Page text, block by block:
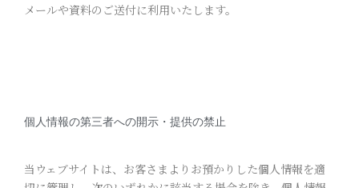
メールや資料のご送付に利用いたします。
個人情報の第三者への開示・提供の禁止
当ウェブサイトは、お客さまよりお預かりした個人情報を適